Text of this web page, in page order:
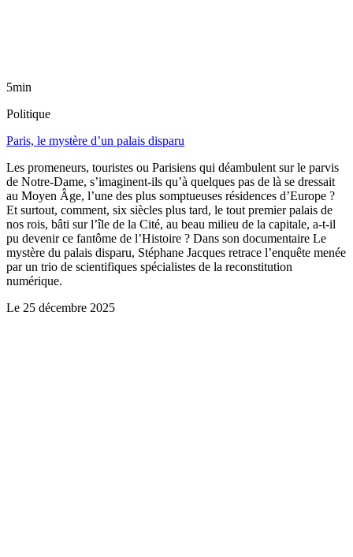
5min
Politique
Paris, le mystère d’un palais disparu
Les promeneurs, touristes ou Parisiens qui déambulent sur le parvis
de Notre-Dame, s’imaginent-ils qu’à quelques pas de là se dressait
au Moyen Âge, l’une des plus somptueuses résidences d’Europe ?
Et surtout, comment, six siècles plus tard, le tout premier palais de
nos rois, bâti sur l’île de la Cité, au beau milieu de la capitale, a-t-il
pu devenir ce fantôme de l’Histoire ? Dans son documentaire Le
mystère du palais disparu, Stéphane Jacques retrace l’enquête menée
par un trio de scientifiques spécialistes de la reconstitution
numérique.
Le 25 décembre 2025